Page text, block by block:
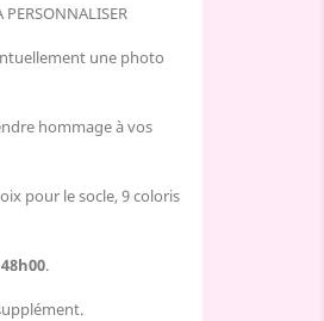
une photo
hommage à vos
pour le socle, 9 coloris
.